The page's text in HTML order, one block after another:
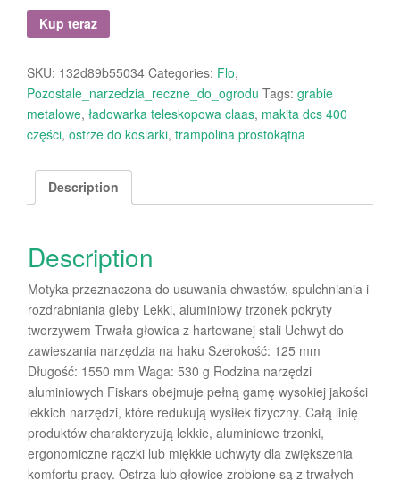
Kup teraz
SKU: 132d89b55034 Categories: Flo,
Pozostale_narzedzia_reczne_do_ogrodu Tags: grabie
metalowe, ładowarka teleskopowa claas, makita dcs 400
części, ostrze do kosiarki, trampolina prostokątna
Description
Description
Motyka przeznaczona do usuwania chwastów, spulchniania i
rozdrabniania gleby Lekki, aluminiowy trzonek pokryty
tworzywem Trwała głowica z hartowanej stali Uchwyt do
zawieszania narzędzia na haku Szerokość: 125 mm
Długość: 1550 mm Waga: 530 g Rodzina narzędzi
aluminiowych Fiskars obejmuje pełną gamę wysokiej jakości
lekkich narzędzi, które redukują wysiłek fizyczny. Całą linię
produktów charakteryzują lekkie, aluminiowe trzonki,
ergonomiczne rączki lub miękkie uchwyty dla zwiększenia
komfortu pracy. Ostrza lub głowice zrobione są z trwałych